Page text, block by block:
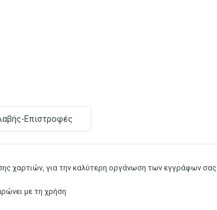
Επιστροφές
χαρτιών, για την καλύτερη οργάνωση των εγγράφων σας
με τη χρήση